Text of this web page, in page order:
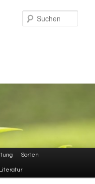
Sorten
Literatur